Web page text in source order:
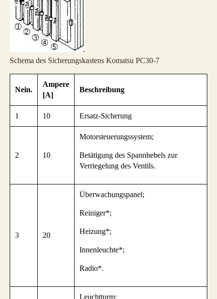
Schema des Sicherungskastens Komatsu PC30-7
Nein.
Ampere
[A]
Beschreibung
1 10 Ersatz-Sicherung
2 10
Motorsteuerungssystem;
Betätigung des Spannhebels zur
Verriegelung des Ventils.
3 20
Überwachungspanel;
Reiniger*;
Heizung*;
Innenleuchte*;
Radio*.
Leuchtturm;